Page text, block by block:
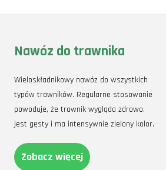
Nawóz do trawnika
Wieloskładnikowy nawóz do wszystkich
typów trawników. Regularne stosowanie
powoduje, że trawnik wygląda zdrowo,
jest gęsty i ma intensywnie zielony kolor.
Zobacz więcej